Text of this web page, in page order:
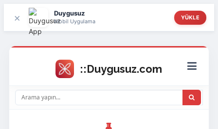
× Duygusuz
Mobil Uygulama
YÜKLE